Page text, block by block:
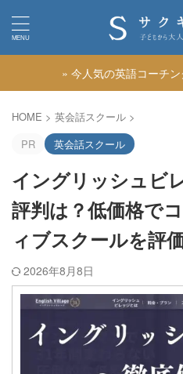
» 今人気の英語コーチ
HOME > 英会話スクール >
PR
英会話スクール
イングリッシュビ
評判は？低価格で
ィブスクールを評
2026年8月8日